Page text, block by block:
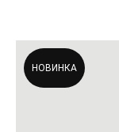
НОВИНКА